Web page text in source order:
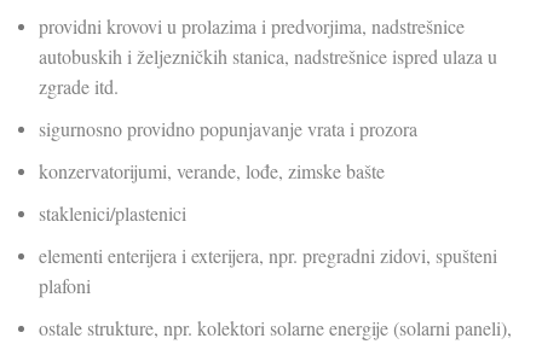
providni krovovi u prolazima i predvorjima, nadstrešnice
autobuskih i željezničkih stanica, nadstrešnice ispred ulaza u
zgrade itd.
sigurnosno providno popunjavanje vrata i prozora
konzervatorijumi, verande, lođe, zimske bašte
staklenici/plastenici
elementi enterijera i exterijera, npr. pregradni zidovi, spušteni
plafoni
ostale strukture, npr. kolektori solarne energije (solarni paneli),